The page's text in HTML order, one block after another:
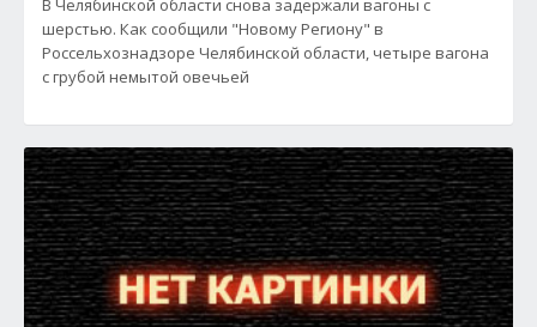
В Челябинской области снова задержали вагоны с
шерстью. Как сообщили "Новому Региону" в
Россельхознадзоре Челябинской области, четыре вагона
с грубой немытой овечьей